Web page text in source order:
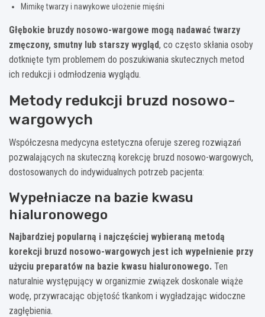
Mimikę twarzy i nawykowe ułożenie mięśni
Głębokie bruzdy nosowo-wargowe mogą nadawać twarzy
zmęczony, smutny lub starszy wygląd, co często skłania osoby
dotknięte tym problemem do poszukiwania skutecznych metod
ich redukcji i odmłodzenia wyglądu.
Metody redukcji bruzd nosowo-
wargowych
Współczesna medycyna estetyczna oferuje szereg rozwiązań
pozwalających na skuteczną korekcję bruzd nosowo-wargowych,
dostosowanych do indywidualnych potrzeb pacjenta:
Wypełniacze na bazie kwasu
hialuronowego
Najbardziej popularną i najczęściej wybieraną metodą
korekcji bruzd nosowo-wargowych jest ich wypełnienie przy
użyciu preparatów na bazie kwasu hialuronowego. Ten
naturalnie występujący w organizmie związek doskonale wiąże
wodę, przywracając objętość tkankom i wygładzając widoczne
zagłębienia.